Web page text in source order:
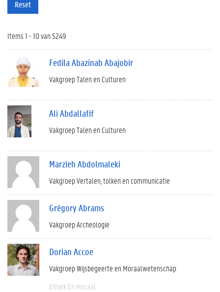
Reset
Items 1 - 10 van 5249
Fedila Abazinab Abajobir
Vakgroep Talen en Culturen
Ali Abdallatif
Vakgroep Talen en Culturen
Marzieh Abdolmaleki
Vakgroep Vertalen, tolken en communicatie
Grégory Abrams
Vakgroep Archeologie
Dorian Accoe
Vakgroep Wijsbegeerte en Moraalwetenschap
Ethiek En Moraal